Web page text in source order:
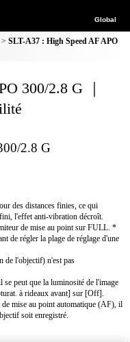
Global
SLT-A37 : High Speed AF APO
300/2.8 G ｜
2.8 G
des distances finies, ce qui
l'effet anti-vibration décroît.
de mise au point sur FULL. *
de régler la plage de réglage d'une
de l'objectif) n'est pas
peut que la luminosité de l'image
à rideaux avant] sur [Off].
mise au point automatique (AF), il
soit enregistré.